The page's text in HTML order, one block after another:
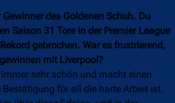
des Goldenen Schuh. Du
Saison 31 Tore in der Premier League
gebrochen. War es frustrierend,
mit Liverpool?
sehr schön und macht einen
für all die harte Arbeit ist.